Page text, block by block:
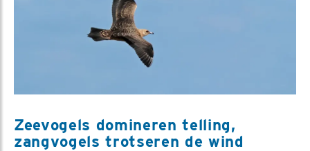
Zeevogels domineren telling,
zangvogels trotseren de wind